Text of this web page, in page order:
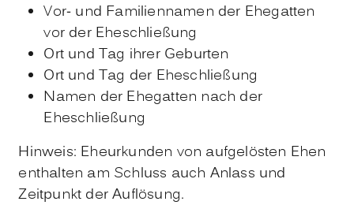
Vor- und Familiennamen der Ehegatten
vor der Eheschließung
Ort und Tag ihrer Geburten
Ort und Tag der Eheschließung
Namen der Ehegatten nach der
Eheschließung
Hinweis: Eheurkunden von aufgelösten Ehen
enthalten am Schluss auch Anlass und
Zeitpunkt der Auflösung.